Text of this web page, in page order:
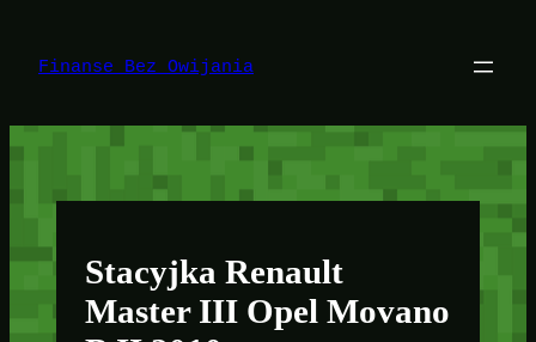
treści
Finanse Bez Owijania
Stacyjka Renault
Master III Opel Movano